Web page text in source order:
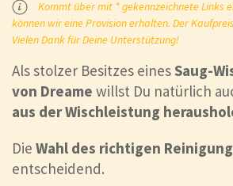
Kommt über mit * gekennzeichnete Links
können wir eine Provision erhalten. Der
Vielen Dank für Deine Unterstützung!
Als stolzer Besitzes einesSaug-
von Dreame willst Du natürlich
aus der Wischleistung
Die Wahl des richtigen
entscheidend.